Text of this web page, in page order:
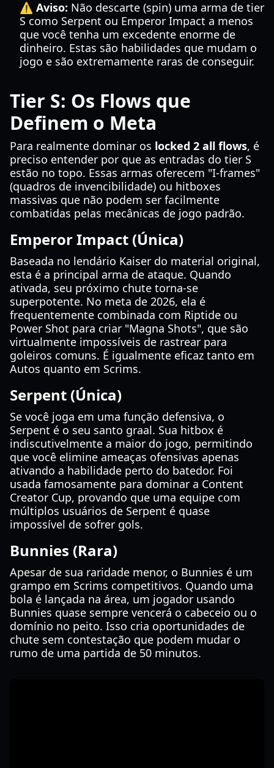
⚠️ Aviso: Não descarte (spin) uma arma de tier
S como Serpent ou Emperor Impact a menos
que você tenha um excedente enorme de
dinheiro. Estas são habilidades que mudam o
jogo e são extremamente raras de conseguir.
Tier S: Os Flows que
Definem o Meta
Para realmente dominar os locked 2 all flows, é
preciso entender por que as entradas do tier S
estão no topo. Essas armas oferecem "I-frames"
(quadros de invencibilidade) ou hitboxes
massivas que não podem ser facilmente
combatidas pelas mecânicas de jogo padrão.
Emperor Impact (Única)
Baseada no lendário Kaiser do material original,
esta é a principal arma de ataque. Quando
ativada, seu próximo chute torna-se
superpotente. No meta de 2026, ela é
frequentemente combinada com Riptide ou
Power Shot para criar "Magna Shots", que são
virtualmente impossíveis de rastrear para
goleiros comuns. É igualmente eficaz tanto em
Autos quanto em Scrims.
Serpent (Única)
Se você joga em uma função defensiva, o
Serpent é o seu santo graal. Sua hitbox é
indiscutivelmente a maior do jogo, permitindo
que você elimine ameaças ofensivas apenas
ativando a habilidade perto do batedor. Foi
usada famosamente para dominar a Content
Creator Cup, provando que uma equipe com
múltiplos usuários de Serpent é quase
impossível de sofrer gols.
Bunnies (Rara)
Apesar de sua raridade menor, o Bunnies é um
grampo em Scrims competitivos. Quando uma
bola é lançada na área, um jogador usando
Bunnies quase sempre vencerá o cabeceio ou o
domínio no peito. Isso cria oportunidades de
chute sem contestação que podem mudar o
rumo de uma partida de 50 minutos.